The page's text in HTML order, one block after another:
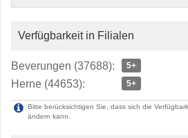
Verfügbarkeit in Filialen
Beverungen (37688): 5+
Herne (44653): 5+
Bitte berücksichtigen Sie, dass sich die
ändern kann.